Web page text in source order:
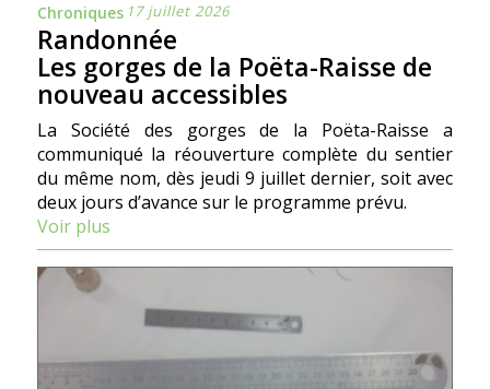
Chroniques 17 juillet 2026
Randonnée
Les gorges de la Poëta-Raisse de
nouveau accessibles
La Société des gorges de la Poëta-Raisse a
communiqué la réouverture complète du sentier
du même nom, dès jeudi 9 juillet dernier, soit avec
deux jours d’avance sur le programme prévu.
Voir plus